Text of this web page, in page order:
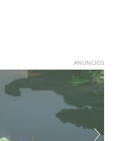
ANUNCIOS